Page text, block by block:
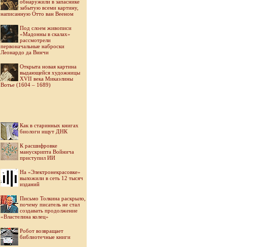
обнаружили в запаснике
забытую всеми картину,
написанную Отто ван Вееном
Под слоем живописи
«Мадонны в скалах»
рассмотрели
первоначальные наброски
Леонардо да Винчи
Открыта новая картина
выдающейся художницы
XVII века Микаэлины
Вотье (1604 – 1689)
Как в старинных книгах
биологи ищут ДНК
К расшифровке
манускрипта Войнича
приступил ИИ
На «Электронекрасовке»
выложили в сеть 12 тысяч
изданий
Письмо Толкина раскрыло,
почему писатель не стал
создавать продолжение
«Властелина колец»
Робот возвращает
библиотечные книги